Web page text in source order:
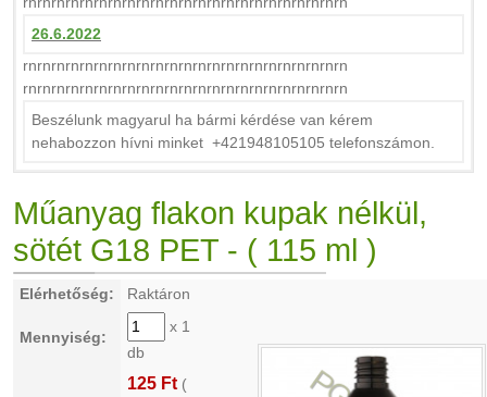
26.6.2022
rnrnrnrnrnrnrnrnrnrnrnrnrnrnrnrnrnrnrnrnrnrnrn
rnrnrnrnrnrnrnrnrnrnrnrnrnrnrnrnrnrnrnrnrnrnrn
Beszélunk magyarul ha bármi kérdése van kérem
nehabozzon hívni minket +421948105105 telefonszámon.
Műanyag flakon kupak nélkül,
sötét G18 PET - ( 115 ml )
Elérhetőség: Raktáron
Mennyiség:
x 1
db
125 Ft (